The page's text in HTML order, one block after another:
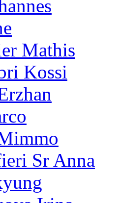
Mathis
Kossi
Sr Anna